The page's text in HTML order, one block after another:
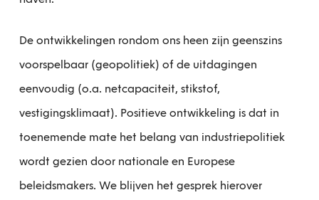
De ontwikkelingen rondom ons heen zijn geenszins
voorspelbaar (geopolitiek) of de uitdagingen
eenvoudig (o.a. netcapaciteit, stikstof,
vestigingsklimaat). Positieve ontwikkeling is dat in
toenemende mate het belang van industriepolitiek
wordt gezien door nationale en Europese
beleidsmakers. We blijven het gesprek hierover